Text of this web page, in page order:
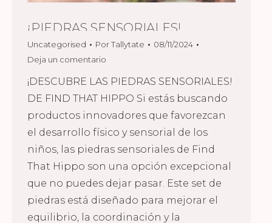
¡PIEDRAS SENSORIALES!
Uncategorised PorTallytate
08/11/2024
Deja un comentario
¡DESCUBRE LAS PIEDRAS SENSORIALES!
DE FIND THAT HIPPO Si estás buscando
productos innovadores que favorezcan
el desarrollo físico y sensorial de los
niños, las piedras sensoriales de Find
That Hippo son una opción excepcional
que no puedes dejar pasar. Este set de
piedras está diseñado para mejorar el
equilibrio, la coordinación y la